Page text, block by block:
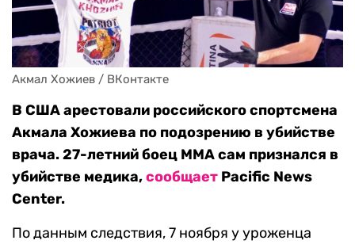
Акмал Хожиев / ВКонтакте
В США арестовали российского спортсмена
Акмала Хожиева по подозрению в убийстве
врача. 27-летний боец ММА сам признался в
убийстве медика,сообщает Pacific News
Center.
По данным следствия, 7 ноября у уроженца